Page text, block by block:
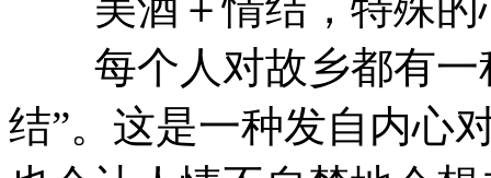
每个人对故乡都有一
结”。这是一种发自内心